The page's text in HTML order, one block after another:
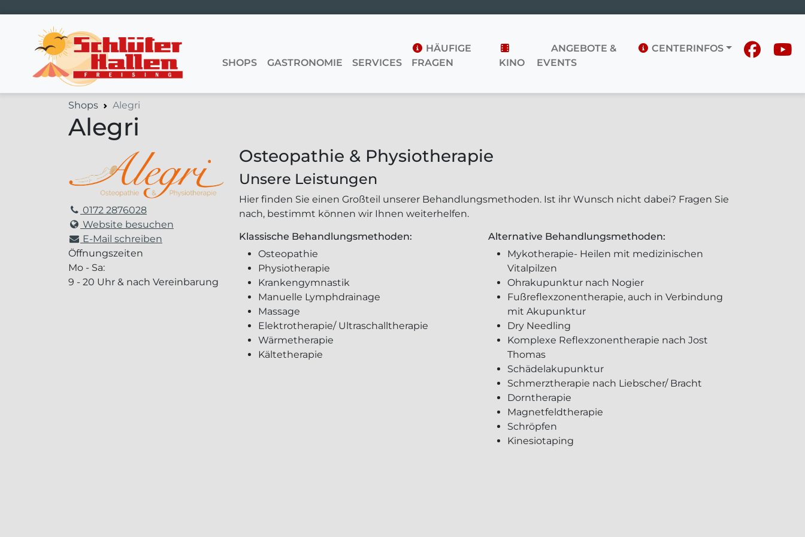
Hauptnavigation SHOPS GASTRONOMIE SERVICES
HÄUFIGE
FRAGEN
KINO
ANGEBOTE &
EVENTS
CENTERINFOS
Shops Alegri
Alegri
0172 2876028
Website besuchen
E-Mail schreiben
Öffnungszeiten
Mo - Sa:
9 - 20 Uhr & nach Vereinbarung
Osteopathie & Physiotherapie
Unsere Leistungen
Hier finden Sie einen Großteil unserer Behandlungsmethoden. Ist ihr Wunsch nicht dabei? Fragen Sie
nach, bestimmt können wir Ihnen weiterhelfen.
Klassische Behandlungsmethoden:
Osteopathie
Physiotherapie
Krankengymnastik
Manuelle Lymphdrainage
Massage
Elektrotherapie/ Ultraschalltherapie
Wärmetherapie
Kältetherapie
Alternative Behandlungsmethoden:
Mykotherapie- Heilen mit medizinischen
Vitalpilzen
Ohrakupunktur nach Nogier
Fußreflexzonentherapie, auch in Verbindung
mit Akupunktur
Dry Needling
Komplexe Reflexzonentherapie nach Jost
Thomas
Schädelakupunktur
Schmerztherapie nach Liebscher/ Bracht
Dorntherapie
Magnetfeldtherapie
Schröpfen
Kinesiotaping